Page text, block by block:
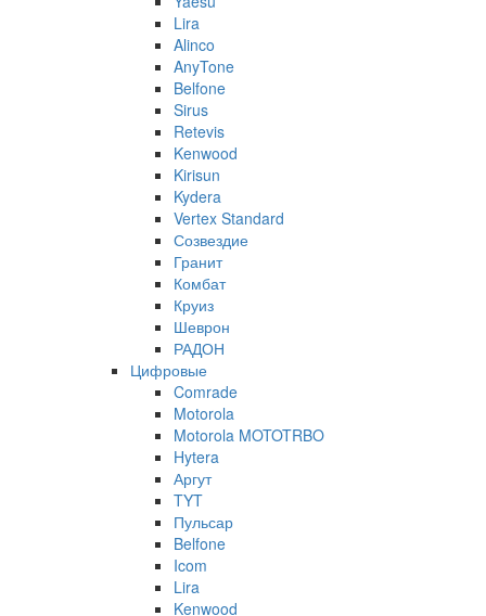
Lira
Alinco
AnyTone
Belfone
Sirus
Retevis
Kenwood
Kirisun
Kydera
Vertex Standard
Созвездие
Гранит
Комбат
Круиз
Шеврон
РАДОН
Цифровые
Comrade
Motorola
Motorola MOTOTRBO
Hytera
Аргут
TYT
Пульсар
Belfone
Icom
Lira
Kenwood